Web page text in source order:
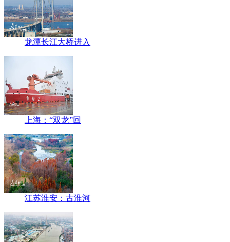
龙潭长江大桥进入
上海：“双龙”回
江苏淮安：古淮河